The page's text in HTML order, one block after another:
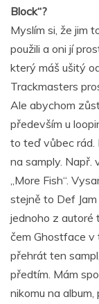
Block“?
Myslím si, že jim
použili a oni jí
který máš ušitý
Trackmasters
Ale abychom
především u
to teď vůbec rád.
na samply. Např.
„More Fish“.
stejně to Def
jednoho z autoré
čem Ghostface v
přehrát ten
předtím. Mám
nikomu na